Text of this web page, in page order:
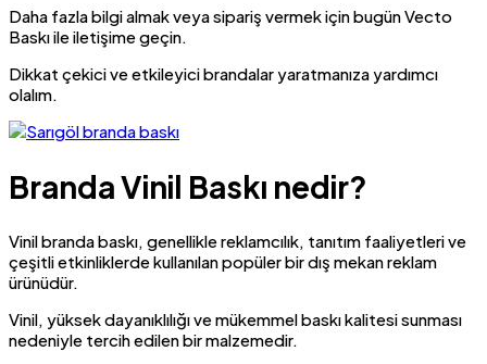
Daha fazla bilgi almak veya sipariş vermek için bugün Vecto
Baskı ile iletişime geçin.
Dikkat çekici ve etkileyici brandalar yaratmanıza yardımcı
olalım.
Branda Vinil Baskı nedir?
Vinil branda baskı, genellikle reklamcılık, tanıtım faaliyetleri ve
çeşitli etkinliklerde kullanılan popüler bir dış mekan reklam
ürünüdür.
Vinil, yüksek dayanıklılığı ve mükemmel baskı kalitesi sunması
nedeniyle tercih edilen bir malzemedir.